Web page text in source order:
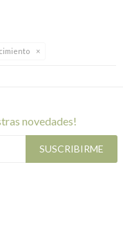
novedades!
SUSCRIBIRME